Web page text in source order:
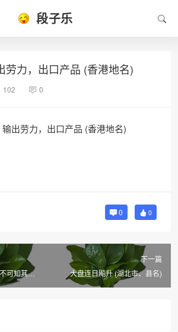
段子乐
劳力，出口产品 (香港地名)
102 0
出劳力，出口产品 (香港地名)
0 0
可知其源
下一篇
大盘连日飚升 (湖北市、县名)